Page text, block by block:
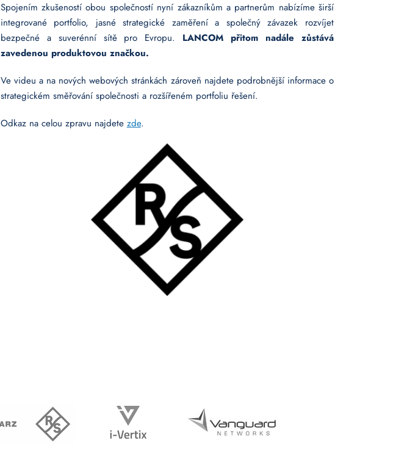
Spojením zkušeností obou společností nyní zákazníkům a partnerům nabízíme širší
integrované portfolio, jasné strategické zaměření a společný závazek rozvíjet
bezpečné a suverénní sítě pro Evropu. LANCOM přitom nadále zůstává
zavedenou produktovou značkou.
Ve videu a na nových webových stránkách zároveň najdete podrobnější informace o
strategickém směřování společnosti a rozšířeném portfoliu řešení.
Odkaz na celou zpravu najdete zde.